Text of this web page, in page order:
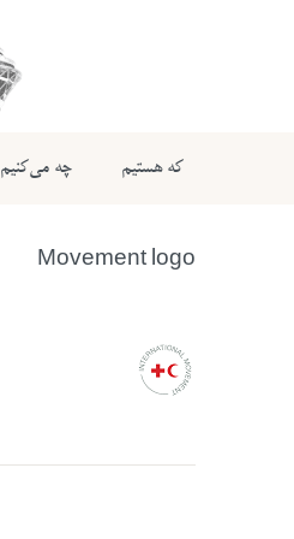
که هستیم چه می‌کنیم
Movement logo